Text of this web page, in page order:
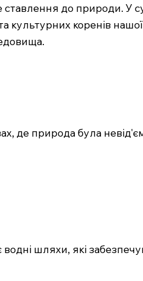
ставлення до природи. У
культурних коренів
де природа була
шляхи, які